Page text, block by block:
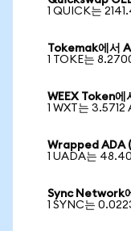
1 QUICK는
Tokemak에서
1 TOKE는
WEEX Token
1 WXT는 3.5712
Wrapped ADA
1 UADA는
Sync Network
1 SYNC는